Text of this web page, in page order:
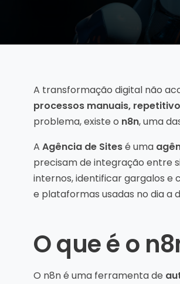
A transformação digital não
processos manuais,
problema, existe o n8n, uma
A Agência de Sitesé uma
precisam de integração entre
internos, identificar gargalos e
e plataformas usadas no dia a
O que é o
O n8n é uma ferramenta de